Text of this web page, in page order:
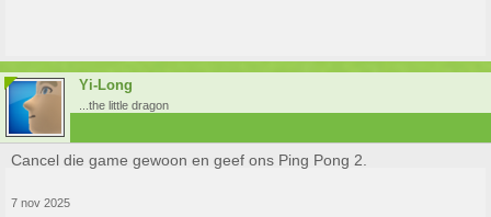
Yi-Long
...the little dragon
Cancel die game gewoon en geef ons Ping Pong 2.
7 nov 2025